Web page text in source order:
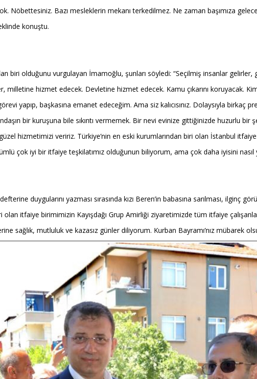
Nöbettesiniz. Bazı mesleklerin mekanı terkedilmez. Ne zaman başımıza
konuştu.
biri olduğunu vurgulayan İmamoğlu, şunları söyledi: “Seçilmiş insanlar gelirler,
milletine hizmet edecek. Devletine hizmet edecek. Kamu çıkarını koruyacak.
yapıp, başkasına emanet edeceğim. Ama siz kalıcısınız. Dolaysıyla birkaç
bir kuruşuna bile sıkıntı vermemek. Bir nevi evinize gittiğinizde huzurlu bir
hizmetimizi veririz. Türkiye’nin en eski kurumlarından biri olan İstanbul
çok iyi bir itfaiye teşkilatımız olduğunun biliyorum, ama çok daha iyisini nasıl
duygularını yazması sırasında kızı Beren’in babasına sarılması,
olan itfaiye birimimizin Kayışdağı Grup Amirliği ziyaretimizde tüm itfaiye
sağlık, mutluluk ve kazasız günler diliyorum. Kurban Bayramı’nız mübarek